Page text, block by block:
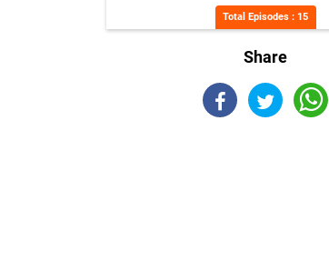
Total Episodes : 15
Share